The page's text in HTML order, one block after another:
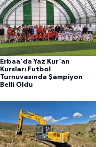
Erbaa'da Yaz Kur'an
Kursları Futbol
Turnuvasında Şampiyon
Belli Oldu